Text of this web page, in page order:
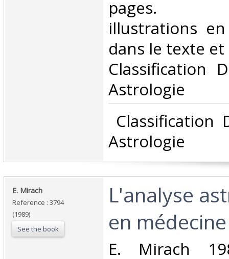
pages.
illustrations
dans le texte
Classification
Astrologie‎
Classification
Astrologie‎
‎E. Mirach‎
Reference : 3794
(1989)
See the book
‎L'analyse
en médecine‎
‎E. Mirach